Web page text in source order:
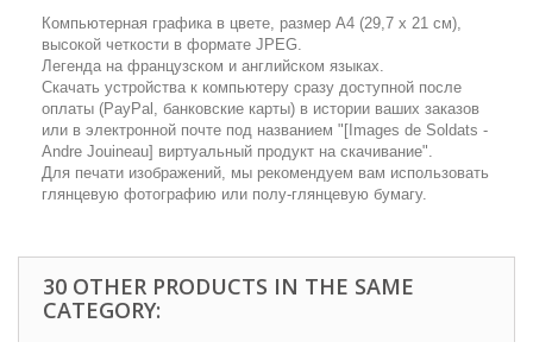
Компьютерная графика в цвете, размер А4 (29,7 х 21 см),
высокой четкости в формате JPEG.
Легенда на французском и английском языках.
Скачать устройства к компьютеру сразу доступной после
оплаты (PayPal, банковские карты) в истории ваших заказов
или в электронной почте под названием "[Images de Soldats -
Аndre Jouineau] виртуальный продукт на скачивание".
Для печати изображений, мы рекомендуем вам использовать
глянцевую фотографию или полу-глянцевую бумагу.
30 OTHER PRODUCTS IN THE SAME
CATEGORY: